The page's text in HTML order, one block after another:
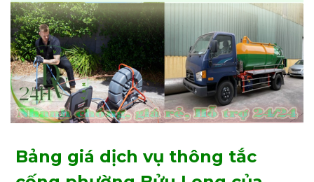
Bảng giá dịch vụ thông tắc